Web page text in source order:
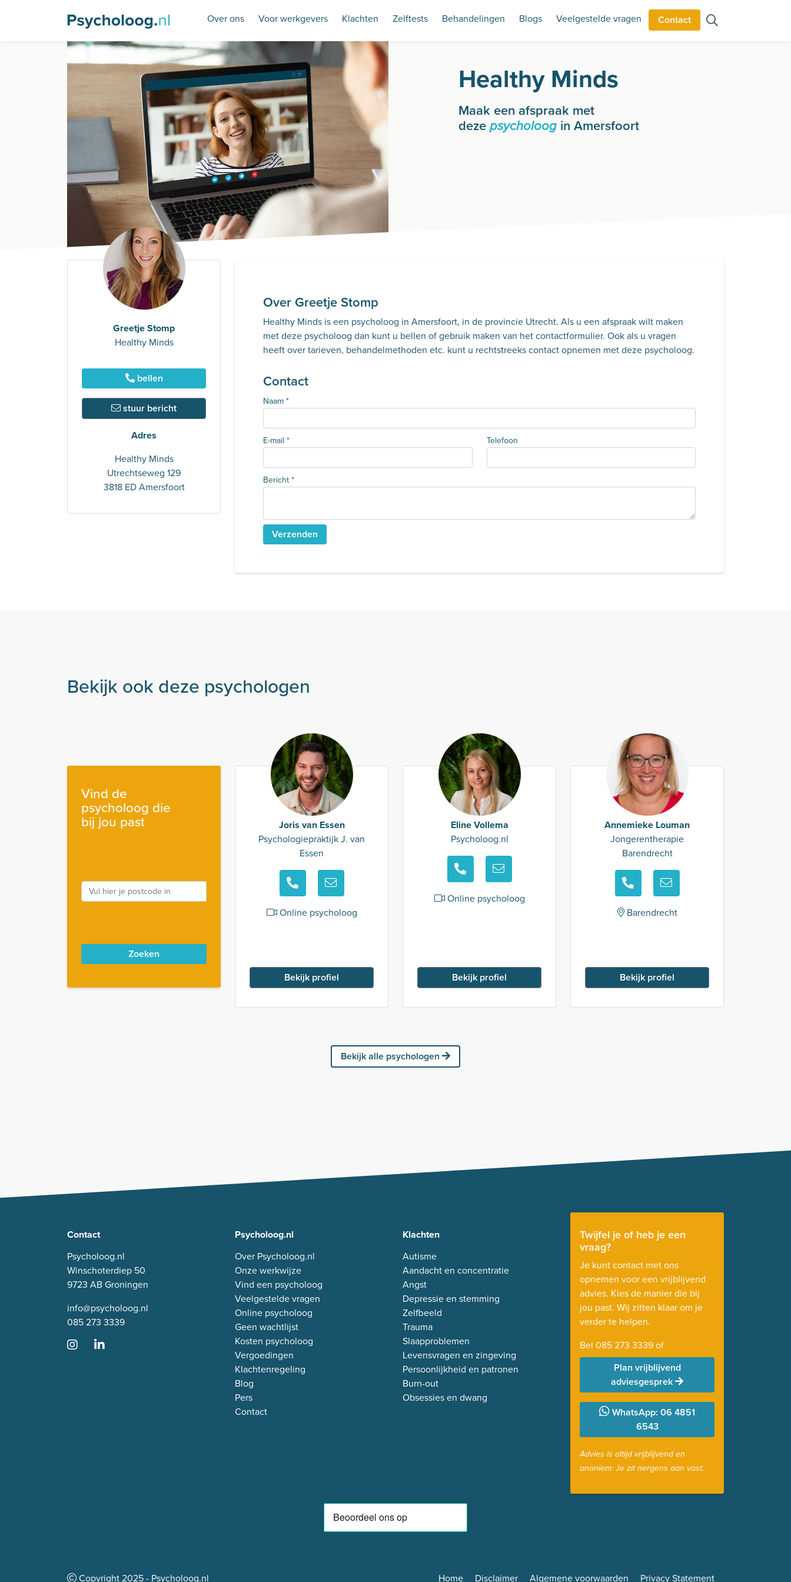
Over ons Voor werkgevers Klachten Zelftests Behandelingen Blogs Veelgestelde vragen Contact
Healthy Minds
Maak een afspraak met
deze psycholoog in Amersfoort
Greetje Stomp
Healthy Minds
bellen
stuur bericht
Adres
Healthy Minds
Utrechtseweg 129
3818 ED Amersfoort
Over Greetje Stomp
Healthy Minds is een psycholoog in Amersfoort, in de provincie Utrecht. Als u een afspraak wilt maken
met deze psycholoog dan kunt u bellen of gebruik maken van het contactformulier. Ook als u vragen
heeft over tarieven, behandelmethoden etc. kunt u rechtstreeks contact opnemen met deze psycholoog.
Contact
Naam*
E-mail * Telefoon
Bericht*
Bekijk ook deze psychologen
Vind de
psycholoog die
bij jou past
Zoeken
Joris van Essen
Psychologiepraktijk J. van
Essen
Online psycholoog
Bekijk profiel
Eline Vollema
Psycholoog.nl
Online psycholoog
Bekijk profiel
Annemieke Louman
Jongerentherapie
Barendrecht
Barendrecht
Bekijk profiel
Bekijk alle psychologen
Contact
Psycholoog.nl
Winschoterdiep 50
9723 AB Groningen
info@psycholoog.nl
085 273 3339
Twijfel je of heb je een
vraag?
Je kunt contact met ons
opnemen voor een vrijblijvend
advies. Kies de manier die bij
jou past. Wij zitten klaar om je
verder te helpen.
Bel 085 273 3339of
Plan vrijblijvend
adviesgesprek
WhatsApp: 06 4851
6543
Advies is altijd vrijblijvend en
anoniem: Je zit nergens aan vast.
Psycholoog.nl
Over Psycholoog.nl
Onze werkwijze
Vind een psycholoog
Veelgestelde vragen
Online psycholoog
Geen wachtlijst
Kosten psycholoog
Vergoedingen
Klachtenregeling
Blog
Pers
Contact
Klachten
Autisme
Aandacht en concentratie
Angst
Depressie en stemming
Zelfbeeld
Trauma
Slaapproblemen
Levensvragen en zingeving
Persoonlijkheid en patronen
Burn-out
Obsessies en dwang
Copyright2025- Psycholoog.nl Home Disclaimer Algemene voorwaarden Privacy Statement